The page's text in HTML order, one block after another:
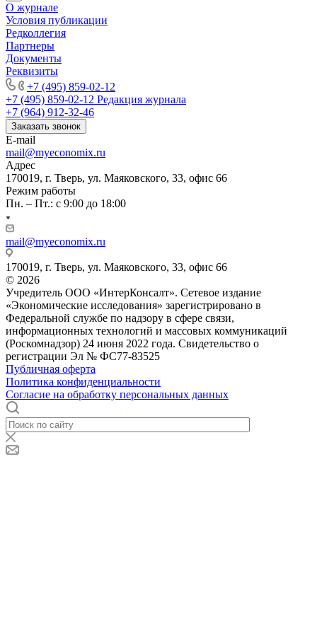
О журнале
Условия публикации
Редколлегия
Партнеры
Документы
Реквизиты
+7 (495) 859-02-12
+7 (495) 859-02-12 Редакция журнала
+7 (964) 912-32-46
Заказать звонок
E-mail
mail@myeconomix.ru
Адрес
170019, г. Тверь, ул. Маяковского, 33, офис 66
Режим работы
Пн. – Пт.: с 9:00 до 18:00
mail@myeconomix.ru
170019, г. Тверь, ул. Маяковского, 33, офис 66
© 2026
Учредитель ООО «ИнтерКонсалт». Сетевое издание
«Экономические исследования» зарегистрировано в
Федеральной службе по надзору в сфере связи,
информационных технологий и массовых коммуникаций
(Роскомнадзор) 24 июня 2022 года. Свидетельство о
регистрации Эл № ФС77-83525
Публичная оферта
Политика конфиденциальности
Согласие на обработку персональных данных